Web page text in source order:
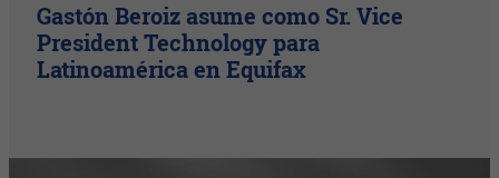
Gastón Beroiz asume como Sr. Vice
President Technology para
Latinoamérica en Equifax